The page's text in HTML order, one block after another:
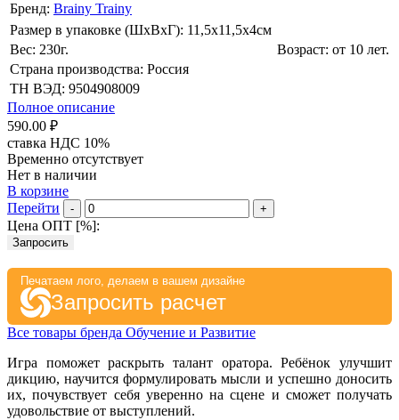
Бренд: Brainy Trainy
Размер в упаковке (ШхВxГ): 11,5х11,5х4cм
Вес: 230г.
Возраст: от 10 лет.
Страна производства: Россия
ТН ВЭД: 9504908009
Полное описание
590.00 ₽
ставка НДС 10%
Временно отсутствует
Нет в наличии
В корзине
Перейти
- +
Цена ОПТ [%]:
Запросить
Печатаем лого, делаем в вашем дизайне
Запросить расчет
Все товары бренда Обучение и Развитие
Игра поможет раскрыть талант оратора. Ребёнок улучшит
дикцию, научится формулировать мысли и успешно доносить
их, почувствует себя уверенно на сцене и сможет получать
удовольствие от выступлений.